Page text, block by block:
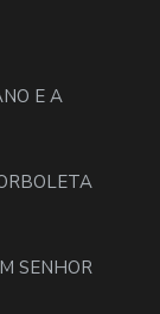
E A
SENHOR